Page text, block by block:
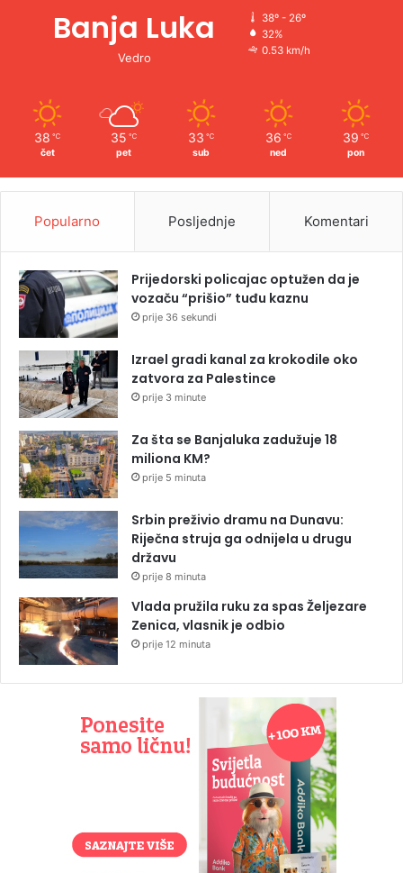
Banja Luka
Vedro
38º - 26º
32%
0.53 km/h
38 ℃
čet
35 ℃
pet
33 ℃
sub
36 ℃
ned
39 ℃
pon
Popularno Posljednje Komentari
Prijedorski policajac optužen da je
vozaču “prišio” tuđu kaznu
prije 36 sekundi
Izrael gradi kanal za krokodile oko
zatvora za Palestince
prije 3 minute
Za šta se Banjaluka zadužuje 18
miliona KM?
prije 5 minuta
Srbin preživio dramu na Dunavu:
Riječna struja ga odnijela u drugu
državu
prije 8 minuta
Vlada pružila ruku za spas Željezare
Zenica, vlasnik je odbio
prije 12 minuta